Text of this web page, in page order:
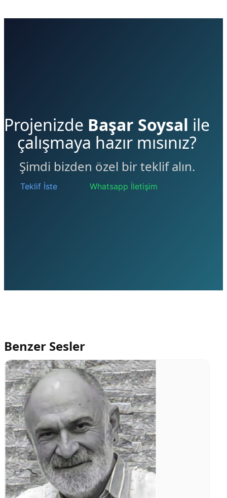
Projenizde Başar Soysal ile
çalışmaya hazır mısınız?
Şimdi bizden özel bir teklif alın.
Teklif İste Whatsapp İletişim
Benzer Sesler